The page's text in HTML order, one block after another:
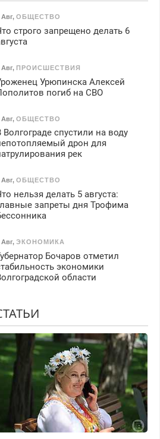
Авг, ОБЩЕСТВО
строго запрещено делать 6
Авг, ПРОИСШЕСТВИЯ
Урюпинска Алексей
погиб на СВО
Авг, ОБЩЕСТВО
Волгограде спустили на воду
дрон для
рек
Авг, ОБЩЕСТВО
нельзя делать 5 августа:
запреты дня Трофима
Авг, ЭКОНОМИКА
Бочаров отметил
экономики
области